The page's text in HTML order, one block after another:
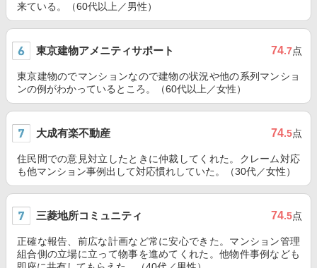
来ている。（60代以上／男性）
東京建物アメニティサポート 74.7点
東京建物のでマンションなので建物の状況や他の系列マンショ
ンの例がわかっているところ。（60代以上／女性）
大成有楽不動産 74.5点
住民間での意見対立したときに仲裁してくれた。クレーム対応
も他マンション事例出して対応慣れしていた。（30代／女性）
三菱地所コミュニティ 74.5点
正確な報告、前広な計画など常に安心できた。マンション管理
組合側の立場に立って物事を進めてくれた。他物件事例なども